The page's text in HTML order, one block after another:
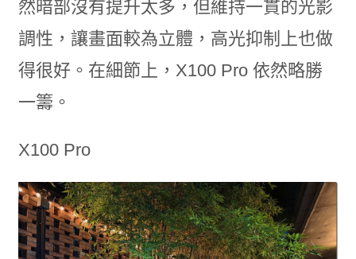
然暗部沒有提升太多，但維持一貫的光影
調性，讓畫面較為立體，高光抑制上也做
得很好。在細節上，X100 Pro 依然略勝
一籌。
X100 Pro